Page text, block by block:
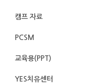
캠프 자료
PCSM
교육용(PPT)
YES치유센터